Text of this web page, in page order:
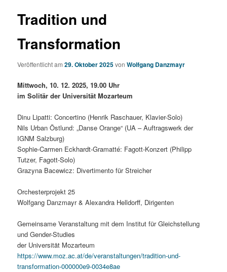
Tradition und
Transformation
Veröffentlicht am29. Oktober 2025vonWolfgang Danzmayr
Mittwoch, 10. 12. 2025, 19.00 Uhr
im Solitär der Universität Mozarteum
Dinu Lipatti: Concertino (Henrik Raschauer, Klavier-Solo)
Nils Urban Östlund: „Danse Orange“ (UA – Auftragswerk der
IGNM Salzburg)
Sophie-Carmen Eckhardt-Gramatté: Fagott-Konzert (Philipp
Tutzer, Fagott-Solo)
Grazyna Bacewicz: Divertimento für Streicher
Orchesterprojekt 25
Wolfgang Danzmayr & Alexandra Helldorff, Dirigenten
Gemeinsame Veranstaltung mit dem Institut für Gleichstellung
und Gender-Studies
der Universität Mozarteum
https://www.moz.ac.at/de/veranstaltungen/tradition-und-
transformation-000000e9-0034e8ae